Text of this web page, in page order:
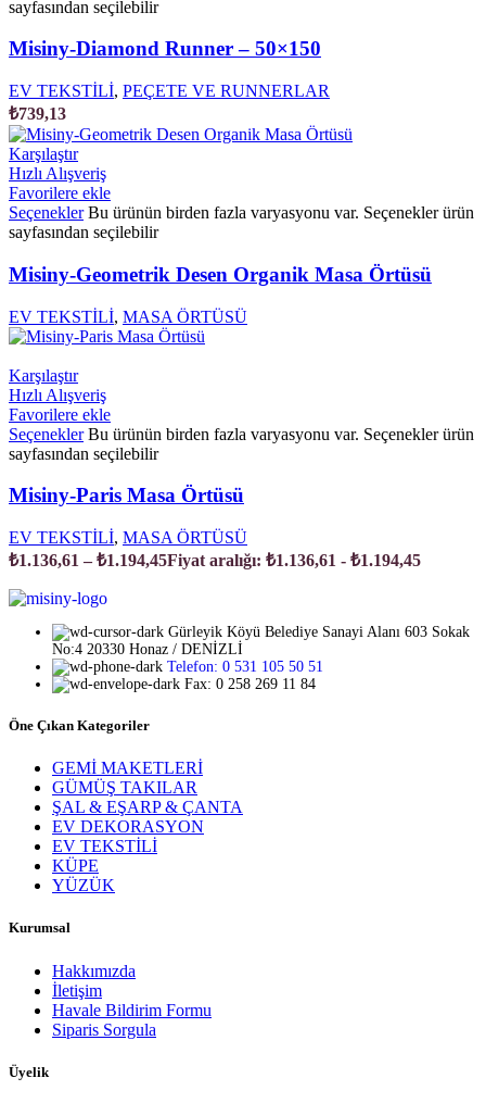
sayfasından seçilebilir
Misiny-Diamond Runner – 50×150
EV TEKSTİLİ, PEÇETE VE RUNNERLAR
₺739,13
Karşılaştır
Hızlı Alışveriş
Favorilere ekle
Seçenekler Bu ürünün birden fazla varyasyonu var. Seçenekler ürün
sayfasından seçilebilir
Misiny-Geometrik Desen Organik Masa Örtüsü
EV TEKSTİLİ, MASA ÖRTÜSÜ
Karşılaştır
Hızlı Alışveriş
Favorilere ekle
Seçenekler Bu ürünün birden fazla varyasyonu var. Seçenekler ürün
sayfasından seçilebilir
Misiny-Paris Masa Örtüsü
EV TEKSTİLİ, MASA ÖRTÜSÜ
₺1.136,61 –₺1.194,45Fiyat aralığı: ₺1.136,61 - ₺1.194,45
Gürleyik Köyü Belediye Sanayi Alanı 603 Sokak
No:4 20330 Honaz / DENİZLİ
Telefon: 0 531 105 50 51
Fax: 0 258 269 11 84
Öne Çıkan Kategoriler
GEMİ MAKETLERİ
GÜMÜŞ TAKILAR
ŞAL & EŞARP & ÇANTA
EV DEKORASYON
EV TEKSTİLİ
KÜPE
YÜZÜK
Kurumsal
Hakkımızda
İletişim
Havale Bildirim Formu
Siparis Sorgula
Üyelik